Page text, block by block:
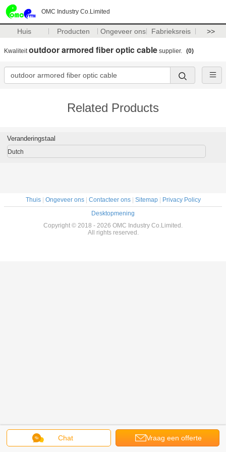
OMC Industry Co.Limited
Huis Producten Ongeveer ons Fabrieksreis >>
Kwaliteitoutdoor armored fiber optic cable supplier. (0)
Related Products
Chat Vraag een offerte
Veranderingstaal
Dutch
Thuis| Ongeveer ons| Contacteer ons| Sitemap|
Privacy Policy
Desktopmening
Copyright © 2018 - 2026 OMC Industry Co.Limited.
All rights reserved.